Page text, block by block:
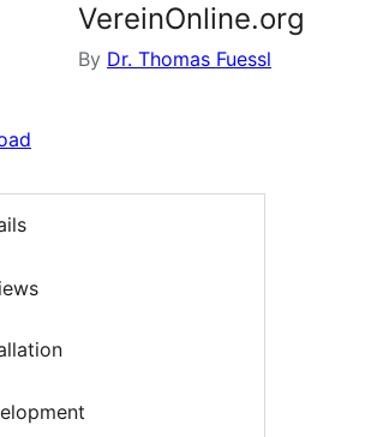
VereinOnline.org
By Dr. Thomas Fuessl